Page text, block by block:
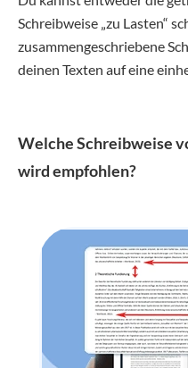
Schreibweise „zu Lasten“
zusammengeschriebene
deinen Texten auf eine
Welche Schreibweise
wird empfohlen?